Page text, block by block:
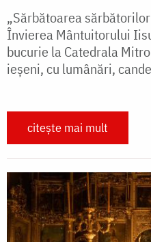
„Sărbătoarea
Învierea Mântuitorului
bucurie la Catedrala
ieșeni, cu lumânări,
citește mai mult